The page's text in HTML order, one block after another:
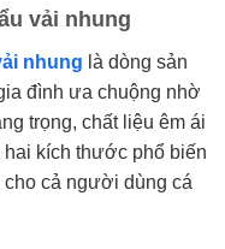
vải nhung
nhung là dòng sản
đình ưa chuộng nhờ
trọng, chất liệu êm ái
hai kích thước phổ biến
cả người dùng cá